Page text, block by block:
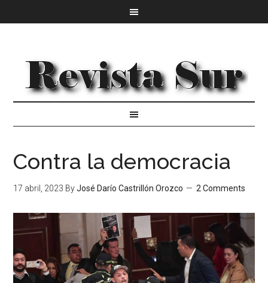
Contra la democracia
17 abril, 2023 ByJosé Darío Castrillón Orozco 2 Comments